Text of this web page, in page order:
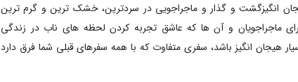
انگیزگشت و گذار و ماجراجویی در سردترین، خشک ترین و گرم ترین
ماجراجویان و آن ها که عاشق تجربه کردن لحظه های ناب در زندگی
هیجان انگیز باشد، سفری متفاوت که با همه سفرهای قبلی شما فرق دارد